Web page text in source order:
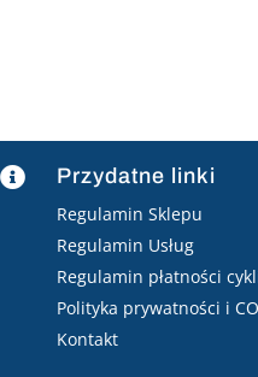
 Przydatne linki
Regulamin Sklepu
Regulamin Usług
Regulamin płatności
Polityka prywatności i
Kontakt